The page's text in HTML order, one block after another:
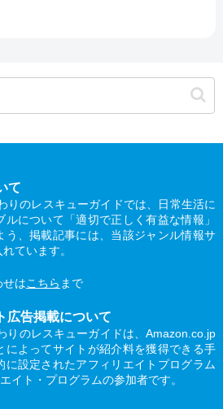
て
りのレスキューガイドでは、日常生活に
について「適切で正しく有益な情報」
う、掲載記事には、当該ジャンル情報サ
ています。
せはこちら まで
広告掲載について
りのレスキューガイドは、Amazon.co.jp
によってサイトが紹介料を獲得できる手
に設定されたアフィリエイトプログラム
イト・プログラムの参加者です。